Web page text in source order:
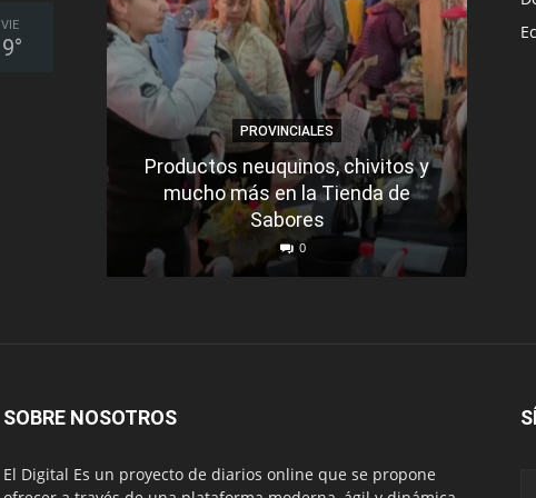
VIE
9°
PROVINCIALES
Productos neuquinos, chivitos y
mucho más en la Tienda de
Sabores
0
SOBRE NOSOTROS
El Digital Es un proyecto de diarios online que se propone